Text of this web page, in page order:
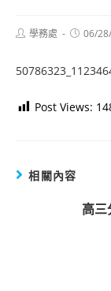
Post學務處
Post06/
Post Views:
相關內容
高